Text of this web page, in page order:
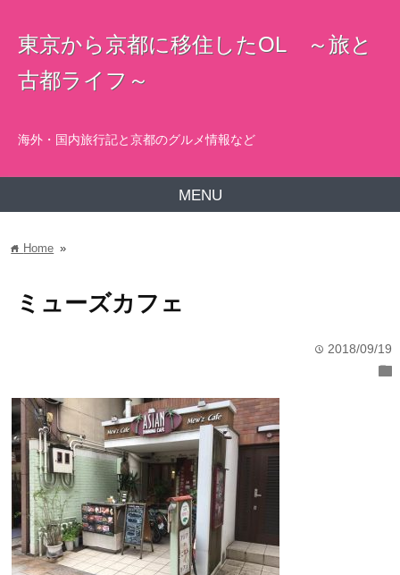
東京から京都に移住したOL ～旅と
古都ライフ～
海外・国内旅行記と京都のグルメ情報など
MENU
home Home »
ミューズカフェ
time 2018/09/19
folder